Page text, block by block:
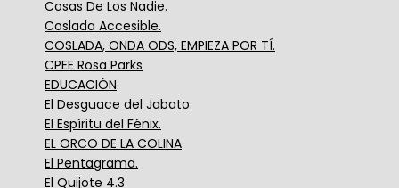
Cosas De Los Nadie.
Coslada Accesible.
COSLADA, ONDA ODS, EMPIEZA POR TÍ.
CPEE Rosa Parks
EDUCACIÓN
El Desguace del Jabato.
El Espíritu del Fénix.
EL ORCO DE LA COLINA
El Pentagrama.
El Quijote 4.3